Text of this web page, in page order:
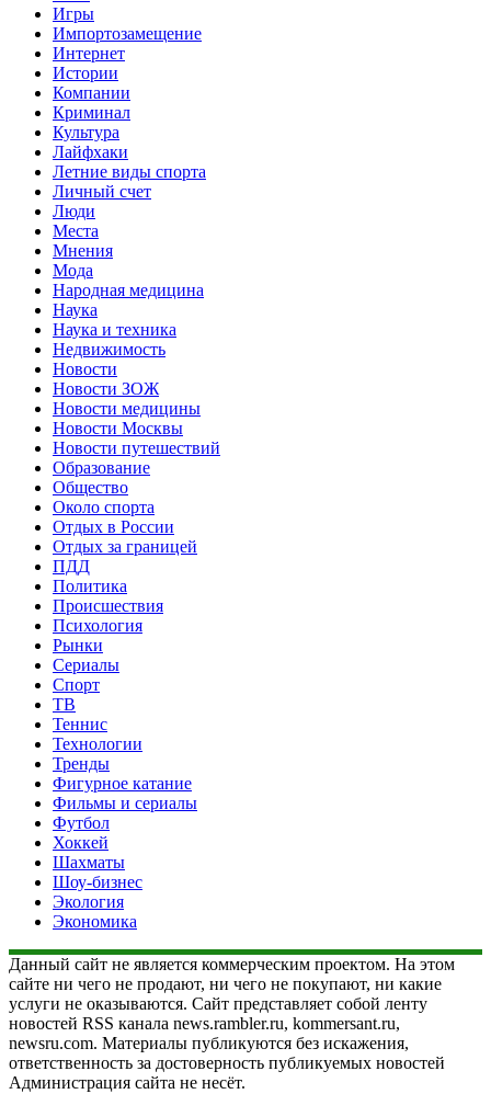
Игры
Импортозамещение
Интернет
Истории
Компании
Криминал
Культура
Лайфхаки
Летние виды спорта
Личный счет
Люди
Места
Мнения
Мода
Народная медицина
Наука
Наука и техника
Недвижимость
Новости
Новости ЗОЖ
Новости медицины
Новости Москвы
Новости путешествий
Образование
Общество
Около спорта
Отдых в России
Отдых за границей
ПДД
Политика
Происшествия
Психология
Рынки
Сериалы
Спорт
ТВ
Теннис
Технологии
Тренды
Фигурное катание
Фильмы и сериалы
Футбол
Хоккей
Шахматы
Шоу-бизнес
Экология
Экономика
Данный сайт не является коммерческим проектом. На этом
сайте ни чего не продают, ни чего не покупают, ни какие
услуги не оказываются. Сайт представляет собой ленту
новостей RSS канала news.rambler.ru, kommersant.ru,
newsru.com. Материалы публикуются без искажения,
ответственность за достоверность публикуемых новостей
Администрация сайта не несёт.